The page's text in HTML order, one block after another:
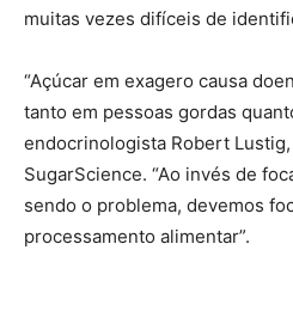
muitas vezes difíceis de
“Açúcar em exagero causa
tanto em pessoas gordas
endocrinologista Robert
SugarScience. “Ao invés de
sendo o problema, devemos
processamento alimentar”.